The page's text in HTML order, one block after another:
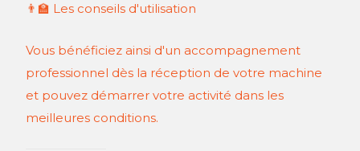
👨‍🏫 Les conseils d'utilisation
Vous bénéficiez ainsi d'un accompagnement
professionnel dès la réception de votre machine
et pouvez démarrer votre activité dans les
meilleures conditions.